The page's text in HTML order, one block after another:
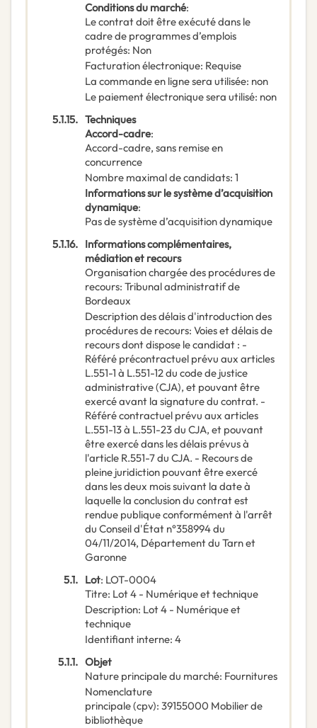
Conditions du marché:
Le contrat doit être exécuté dans le
cadre de programmes d’emplois
protégés: Non
Facturation électronique: Requise
La commande en ligne sera utilisée: non
Le paiement électronique sera utilisé: non
5.1.15. Techniques
Accord-cadre:
Accord-cadre, sans remise en
concurrence
Nombre maximal de candidats: 1
Informations sur le système d’acquisition
dynamique:
Pas de système d’acquisition dynamique
5.1.16. Informations complémentaires,
médiation et recours
Organisation chargée des procédures de
recours: Tribunal administratif de
Bordeaux
Description des délais d'introduction des
procédures de recours: Voies et délais de
recours dont dispose le candidat : -
Référé précontractuel prévu aux articles
L.551-1 à L.551-12 du code de justice
administrative (CJA), et pouvant être
exercé avant la signature du contrat. -
Référé contractuel prévu aux articles
L.551-13 à L.551-23 du CJA, et pouvant
être exercé dans les délais prévus à
l'article R.551-7 du CJA. - Recours de
pleine juridiction pouvant être exercé
dans les deux mois suivant la date à
laquelle la conclusion du contrat est
rendue publique conformément à l'arrêt
du Conseil d'État n°358994 du
04/11/2014, Département du Tarn et
Garonne
5.1. Lot: LOT-0004
Titre: Lot 4 - Numérique et technique
Description: Lot 4 - Numérique et
technique
Identifiant interne: 4
5.1.1. Objet
Nature principale du marché: Fournitures
Nomenclature
principale(cpv): 39155000 Mobilier de
bibliothèque